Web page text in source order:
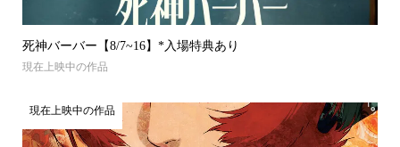
死神バーバー【8/7~16】*入場特典あり
現在上映中の作品
現在上映中の作品